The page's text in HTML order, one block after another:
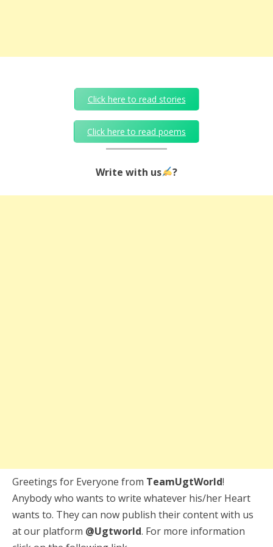
Click here to read stories
Click here to read poems
Write with us ?
Greetings for Everyone from TeamUgtWorld!
Anybody who wants to write whatever his/her Heart
wants to. They can now publish their content with us
at our platform @Ugtworld. For more information